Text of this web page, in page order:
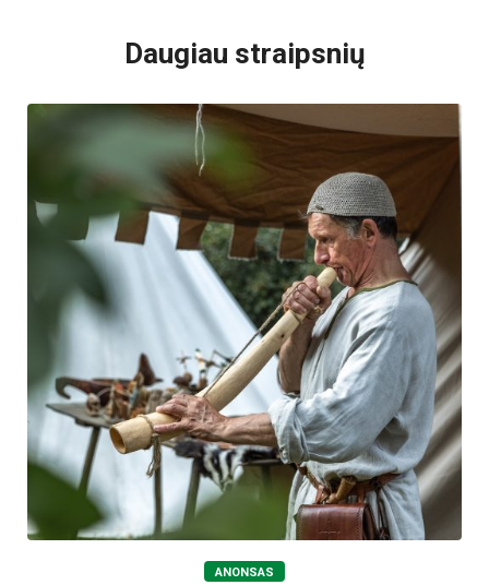
Daugiau straipsnių
ANONSAS